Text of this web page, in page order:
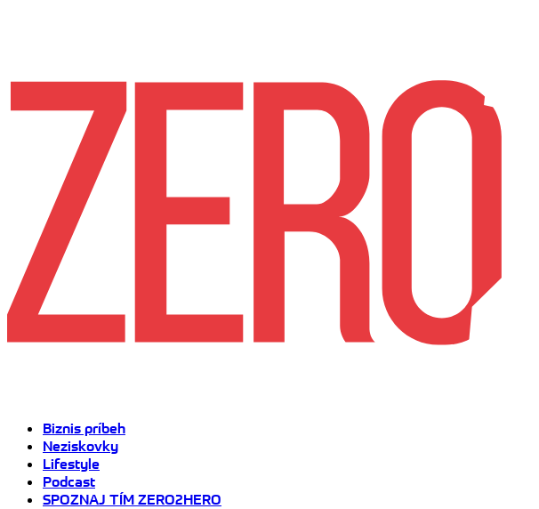
Biznis príbeh
Neziskovky
Lifestyle
Podcast
SPOZNAJ TÍM ZERO2HERO